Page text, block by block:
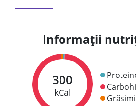
Informații
300
kCal